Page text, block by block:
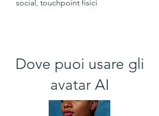
social, touchpoint fisici
Dove puoi usare gli
avatar AI